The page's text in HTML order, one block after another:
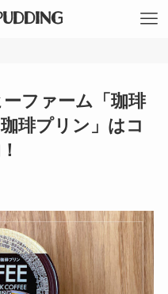
ファーム「珈琲
琲プリン」はコ